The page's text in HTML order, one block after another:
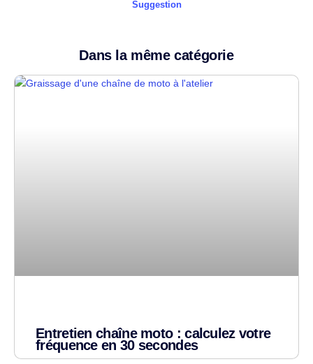
Suggestion
Dans la même catégorie
Entretien chaîne moto : calculez votre
fréquence en 30 secondes